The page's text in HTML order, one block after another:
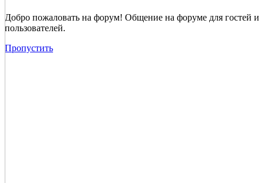
Добро пожаловать на форум! Общение на форуме для гостей и
пользователей.
Пропустить